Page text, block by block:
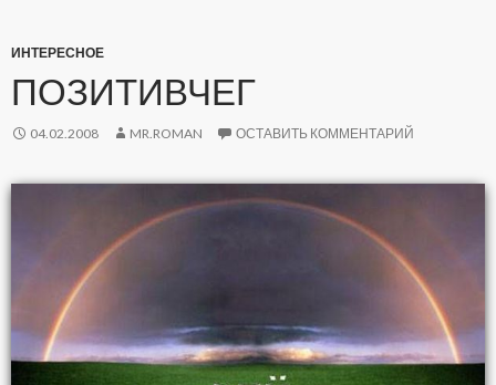
ИНТЕРЕСНОЕ
ПОЗИТИВЧЕГ
04.02.2008 MR.ROMAN ОСТАВИТЬ КОММЕНТАРИЙ